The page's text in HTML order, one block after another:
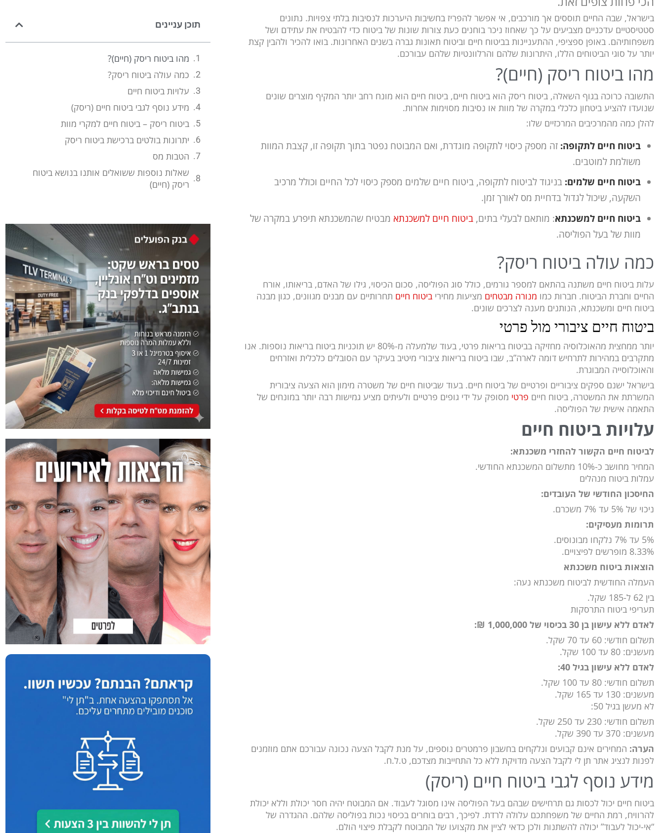
בישראל, שבה החיים תוססים אך מורכבים, אי אפשר להפריז בחשיבות היערכות לנסיבות בלתי צפויות. נתונים
סטטיסטיים עדכניים מצביעים על כך שאחוז ניכר בוחנים כעת צורות שונות של ביטוח כדי להבטיח את עתידם ושל
משפחותיהם. באופן ספציפי, ההתעניינות בביטוח חיים וביטוח תאונות גברה בשנים האחרונות. בואו להכיר ולהבין קצת
יותר על סוגי הביטוחים הללו, היתרונות שלהם והרלוונטיות שלהם עבורכם.
מהו ביטוח ריסק (חיים)?
התשובה כרוכה בגוף השאלה, ביטוח ריסק הוא ביטוח חיים, ביטוח חיים הוא מונח רחב יותר המקיף מוצרים שונים
שנועדו להציע ביטחון כלכלי במקרה של מוות או נסיבות מסוימות אחרות.
להלן כמה מהמרכיבים המרכזיים שלו:
ביטוח חיים לתקופה: זה מספק כיסוי לתקופה מוגדרת, ואם המבוטח נפטר בתוך תקופה זו, קצבת המוות
משולמת למוטבים.
ביטוח חיים שלמים: בניגוד לביטוח לתקופה, ביטוח חיים שלמים מספק כיסוי לכל החיים וכולל מרכיב
השקעה, שיכול לגדול בדחיית מס לאורך זמן.
ביטוח חיים למשכנתא: מותאם לבעלי בתים, ביטוח חיים למשכנתא מבטיח שהמשכנתא תיפרע במקרה של
מוות של בעל הפוליסה.
כמה עולה ביטוח ריסק?
עלות ביטוח חיים משתנה בהתאם למספר גורמים, כולל סוג הפוליסה, סכום הכיסוי, גילו של האדם, בריאותו, אורח
החיים וחברת הביטוח. חברות כמו מנורה מבטחים מציעות מחירי ביטוח חיים תחרותיים עם מבנים מגוונים, כגון מבנה
ביטוח חיים ומשכנתא, הנותנים מענה לצרכים שונים.
ביטוח חיים ציבורי מול פרטי
יותר ממחצית מהאוכלוסיה מחזיקה בביטוח בריאות פרטי, בעוד שלמעלה מ-80% יש תוכניות ביטוח בריאות נוספות. אנו
מתקרבים במהירות לתרחיש דומה לארה”ב, שבו ביטוח בריאות ציבורי מיטיב בעיקר עם הסובלים כלכלית ואזרחים
והאוכלוסייה המבוגרת.
בישראל ישנם ספקים ציבוריים ופרטיים של ביטוח חיים. בעוד שביטוח חיים של משטרה מימון הוא הצעה ציבורית
המשרתת את המשטרה, ביטוח חיים פרטי מסופק על ידי גופים פרטיים ולעיתים מציע גמישות רבה יותר במונחים של
התאמה אישית של הפוליסה.
עלויות ביטוח חיים
לביטוח חיים הקשור להחזרי משכנתא:
המחיר מחושב כ-10% מתשלום המשכנתא החודשי.
עמלות ביטוח מנהלים
החיסכון החודשי של העובדים:
ניכוי של 5% עד 7% משכרם.
תרומות מעסיקים:
5% עד 7% נלקחו מבונוסים.
8.33% מופרשים לפיצויים.
הוצאות ביטוח משכנתא
העמלה החודשית לביטוח משכנתא נעה:
בין 62 ל-185 שקל.
תעריפי ביטוח התרסקות
לאדם ללא עישון בן 30 בכיסוי של 1,000,000 ₪:
תשלום חודשי: 60 עד 70 שקל.
מעשנים: 80 עד 100 שקל.
לאדם ללא עישון בגיל 40:
תשלום חודשי: 80 עד 100 שקל.
מעשנים: 130 עד 165 שקל.
לא מעשן בגיל 50:
תשלום חודשי: 230 עד 250 שקל.
מעשנים: 370 עד 390 שקל.
הערה: המחירים אינם קבועים ונלקחים בחשבון פרמטרים נוספים, על מנת לקבל הצעה נכונה עבורכם אתם מוזמנים
לפנות לנציג אתר תן לי לקבל הצעה מדויקת ללא כל התחייבות מצדכם, ט.ל.ח.
מידע נוסף לגבי ביטוח חיים (ריסק)
ביטוח חיים יכול לכסות גם תרחישים שבהם בעל הפוליסה אינו מסוגל לעבוד. אם המבוטח יהיה חסר יכולת וללא יכולת
להרוויח, רמת החיים של משפחתכם עלולה לרדת. לפיכך, רבים בוחרים בכיסוי נכות בפוליסה שלהם. ההגדרה של
“אי-יכול לעבוד” יכולה להשתנות ולכן כדאי לציין את מקצועו של המבוטח לקבלת פיצוי הולם.
תוכן עניינים
מהו ביטוח ריסק (חיים)?
כמה עולה ביטוח ריסק?
עלויות ביטוח חיים
מידע נוסף לגבי ביטוח חיים (ריסק)
ביטוח ריסק – ביטוח חיים למקרי מוות
יתרונות בולטים ברכישת ביטוח ריסק
הטבות מס
שאלות נוספות ששואלים אותנו בנושא ביטוח
ריסק (חיים)